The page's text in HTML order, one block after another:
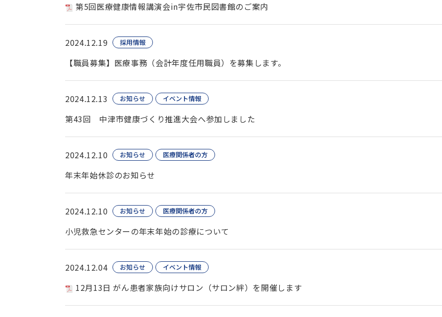
第5回医療健康情報講演会in宇佐市民図書館のご案内
2024.12.19 採用情報
【職員募集】医療事務（会計年度任用職員）を募集します。
2024.12.13 お知らせ イベント情報
第43回 中津市健康づくり推進大会へ参加しました
2024.12.10 お知らせ 医療関係者の方
年末年始休診のお知らせ
2024.12.10 お知らせ 医療関係者の方
小児救急センターの年末年始の診療について
2024.12.04 お知らせ イベント情報
12月13日 がん患者家族向けサロン（サロン絆）を開催します